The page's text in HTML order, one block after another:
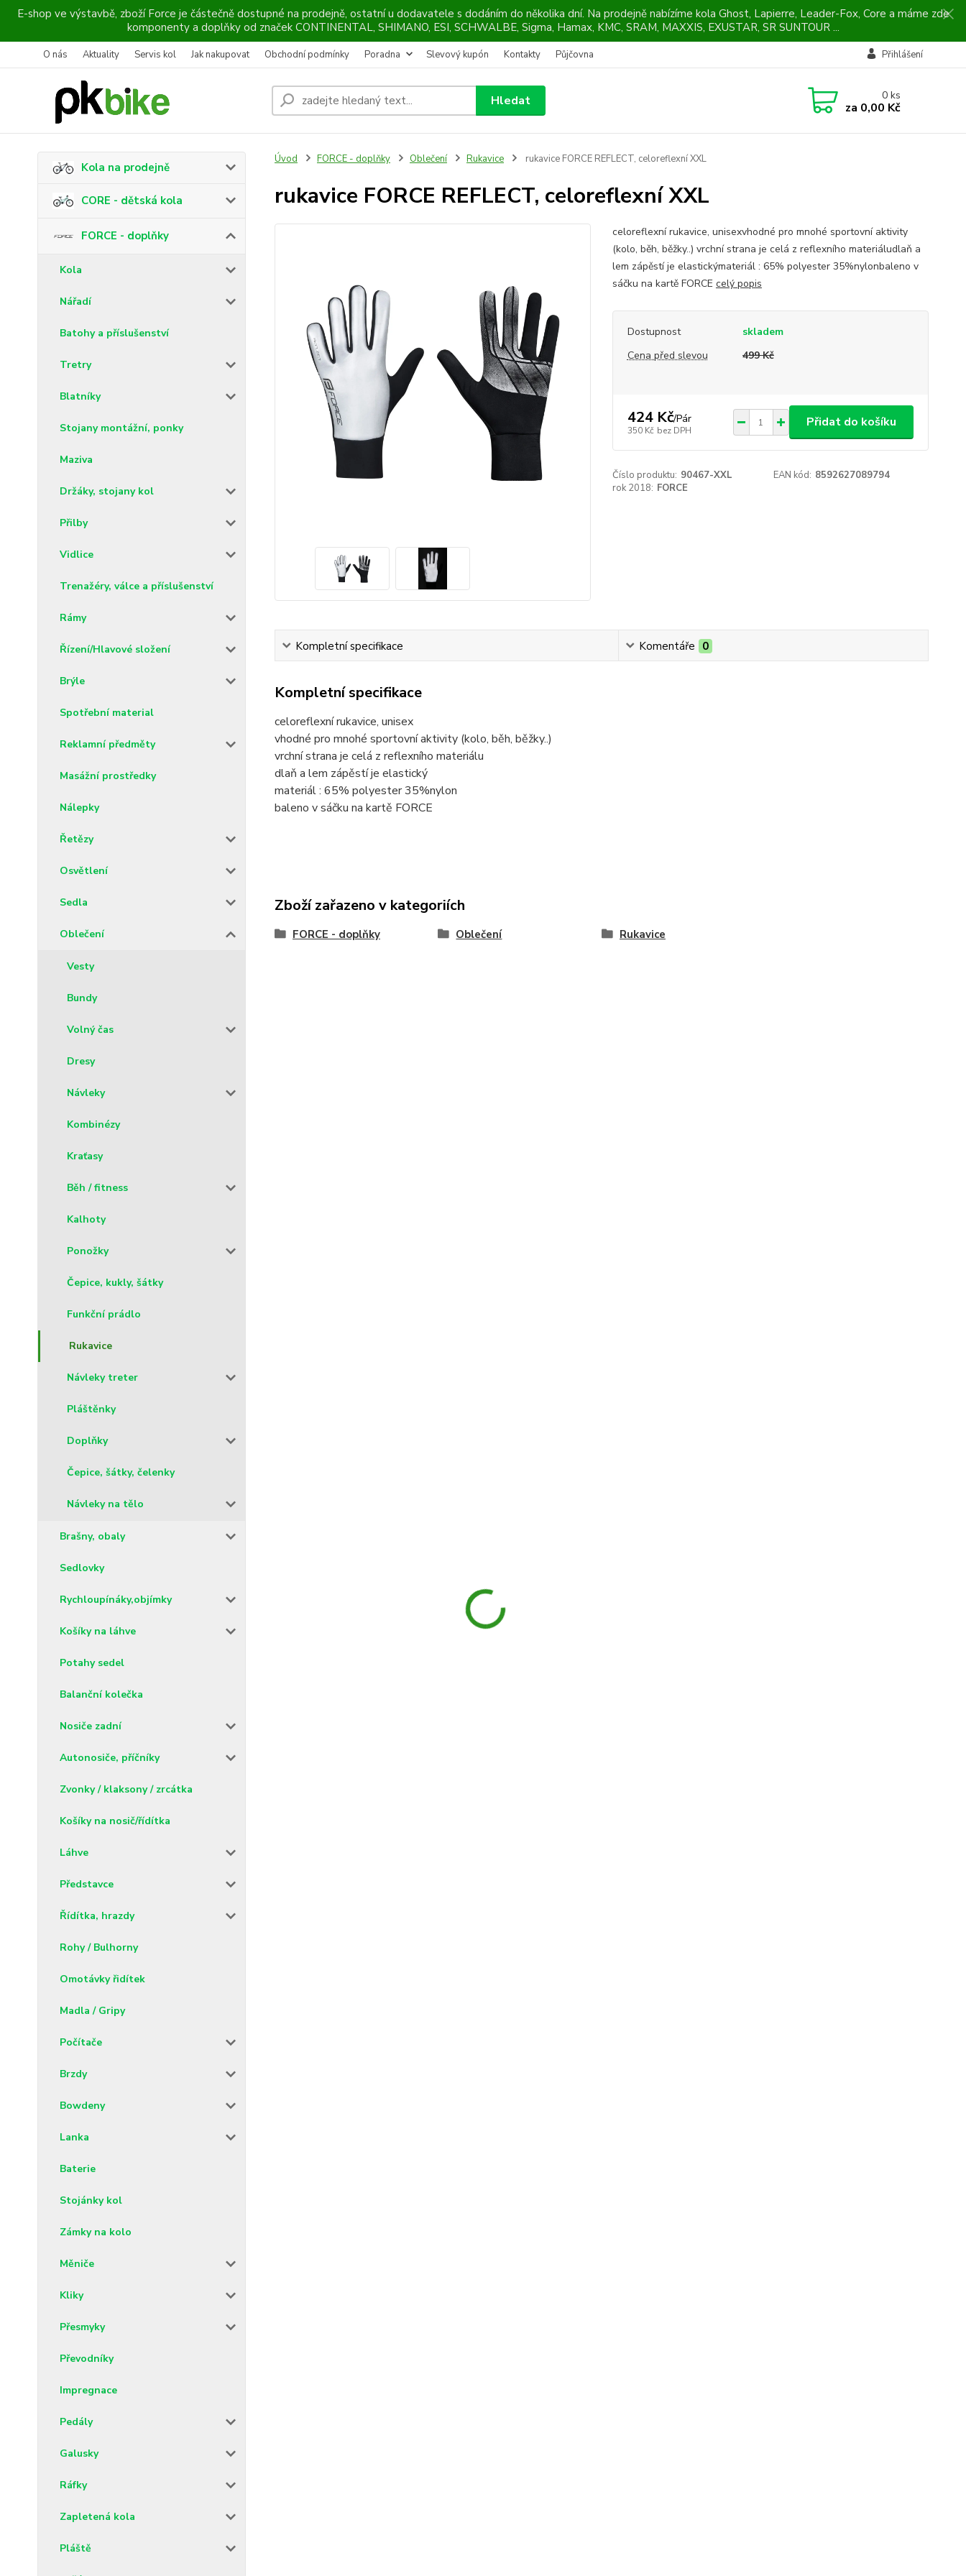
E-shop ve výstavbě, zboží Force je částečně dostupné na prodejně, ostatní u dodavatele s dodáním do několika dní. Na prodejně nabízíme kola Ghost, Lapierre, Leader-Fox, Core a máme zde
komponenty a doplňky od značek CONTINENTAL, SHIMANO, ESI, SCHWALBE, Sigma, Hamax, KMC, SRAM, MAXXIS, EXUSTAR, SR SUNTOUR ...
O nás Aktuality Servis kol Jak nakupovat Obchodní podmínky Poradna Slevový kupón Kontakty Půjčovna Přihlášení
Hledat 0ks
za 0,00 Kč
Kola na prodejně
CORE - dětská kola
FORCE - doplňky
Kola
Nářadí
Batohy a příslušenství
Tretry
Blatníky
Stojany montážní, ponky
Maziva
Držáky, stojany kol
Přilby
Vidlice
Trenažéry, válce a příslušenství
Rámy
Řízení/Hlavové složení
Brýle
Spotřební material
Reklamní předměty
Masážní prostředky
Nálepky
Řetězy
Osvětlení
Sedla
Oblečení
Vesty
Bundy
Volný čas
Dresy
Návleky
Kombinézy
Kraťasy
Běh / fitness
Kalhoty
Ponožky
Čepice, kukly, šátky
Funkční prádlo
Rukavice
Návleky treter
Pláštěnky
Doplňky
Čepice, šátky, čelenky
Návleky na tělo
Brašny, obaly
Sedlovky
Rychloupínáky,objímky
Košíky na láhve
Potahy sedel
Balanční kolečka
Nosiče zadní
Autonosiče, příčníky
Zvonky / klaksony / zrcátka
Košíky na nosič/řídítka
Láhve
Představce
Řídítka, hrazdy
Rohy / Bulhorny
Omotávky řidítek
Madla / Gripy
Počítače
Brzdy
Bowdeny
Lanka
Baterie
Stojánky kol
Zámky na kolo
Měniče
Kliky
Přesmyky
Převodníky
Impregnace
Pedály
Galusky
Ráfky
Zapletená kola
Pláště
Úvod FORCE - doplňky Oblečení Rukavice rukavice FORCE REFLECT, celoreflexní XXL
rukavice FORCE REFLECT, celoreflexní XXL
celoreflexní rukavice, unisexvhodné pro mnohé sportovní aktivity
(kolo, běh, běžky..) vrchní strana je celá z reflexního materiáludlaň a
lem zápěstí je elastickýmateriál : 65% polyester 35%nylonbaleno v
sáčku na kartě FORCE celý popis
Dostupnost
skladem
Cena před slevou
499 Kč
424 Kč/Pár
350 Kč bez DPH
Přidat do košíku
Číslo produktu: 90467-XXL EAN kód: 8592627089794
rok 2018: FORCE
Kompletní specifikace Komentáře 0
Kompletní specifikace
celoreflexní rukavice, unisex
vhodné pro mnohé sportovní aktivity (kolo, běh, běžky..)
vrchní strana je celá z reflexního materiálu
dlaň a lem zápěstí je elastický
materiál : 65% polyester 35%nylon
baleno v sáčku na kartě FORCE
Zboží zařazeno v kategoriích
FORCE - doplňky Oblečení Rukavice